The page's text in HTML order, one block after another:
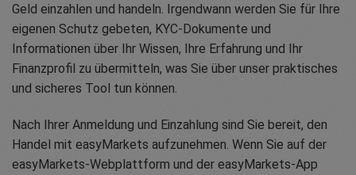
Geld einzahlen und handeln. Irgendwann werden Sie für Ihre
eigenen Schutz gebeten, KYC-Dokumente und
Informationen über Ihr Wissen, Ihre Erfahrung und Ihr
Finanzprofil zu übermitteln, was Sie über unser praktisches
und sicheres Tool tun können.
Nach Ihrer Anmeldung und Einzahlung sind Sie bereit, den
Handel mit easyMarkets aufzunehmen. Wenn Sie auf der
easyMarkets-Webplattform und der easyMarkets-App